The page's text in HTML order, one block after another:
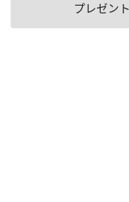
プレゼン